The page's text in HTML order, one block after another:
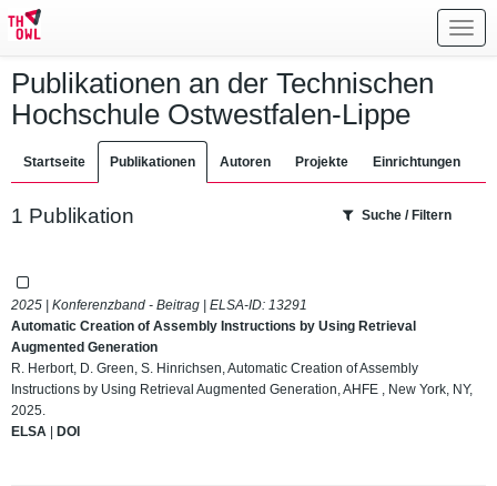
Publikationen an der Technischen
Hochschule Ostwestfalen-Lippe
Startseite Publikationen Autoren Projekte Einrichtungen
1 Publikation Suche / Filtern
2025 | Konferenzband - Beitrag | ELSA-ID: 13291
Automatic Creation of Assembly Instructions by Using Retrieval
Augmented Generation
R. Herbort, D. Green, S. Hinrichsen, Automatic Creation of Assembly
Instructions by Using Retrieval Augmented Generation, AHFE , New York, NY,
2025.
ELSA | DOI